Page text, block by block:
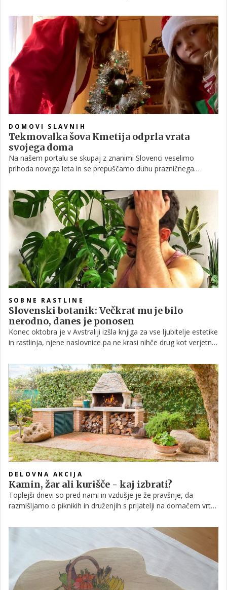
restavriral več kot 100 let staro kovano ograjo, lotil se je tudi
starega šivalnega stroja. Tukaj so še ročno kovani noži ter
moderni žar.
DOMOVI SLAVNIH
Tekmovalka šova Kmetija odprla vrata
svojega doma
Na našem portalu se skupaj z znanimi Slovenci veselimo
prihoda novega leta in se prepuščamo duhu prazničnega
tekmovalka Kmetije Anna Paynich in njena osemletna hči
Anaya.
SOBNE RASTLINE
Slovenski botanik: Večkrat mu je bilo
nerodno, danes je ponosen
Konec oktobra je v Avstraliji izšla knjiga za vse ljubitelje estetike
in rastlinja, njene naslovnice pa ne krasi nihče drug kot verjetno
DELOVNA AKCIJA
Kamin, žar ali kurišče - kaj izbrati?
Toplejši dnevi so pred nami in vzdušje je že pravšnje, da
razmišljamo o piknikih in druženjih s prijatelji na domačem vrtu,
potrebujemo primerno kurišče.